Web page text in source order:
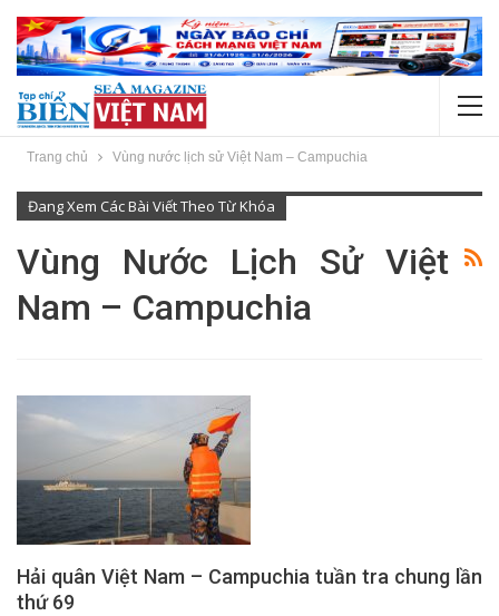
Trang chủ Vùng nước lịch sử Việt Nam – Campuchia
Đang Xem Các Bài Viết Theo Từ Khóa
Vùng Nước Lịch Sử Việt
Nam – Campuchia
Hải quân Việt Nam – Campuchia tuần tra chung lần
thứ 69